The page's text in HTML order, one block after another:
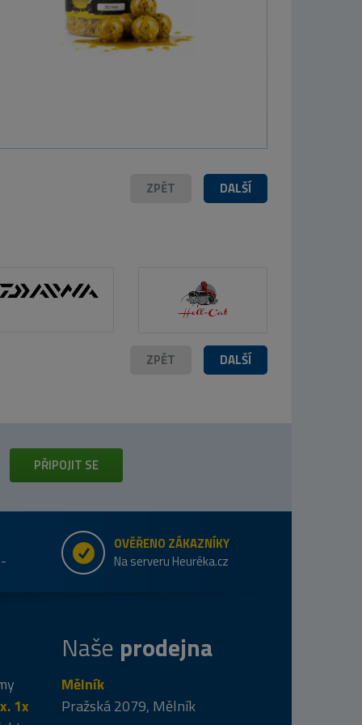
Westin DropBite
Spin Tail Jig
Chartreuse perch
DALŠÍ
ZPĚT
DALŠÍ
ZPĚT
PŘIPOJIT SE
OVĚŘENO ZÁKAZNÍKY
Na serveru Heuréka.cz
1x
Naše prodejna
Mělník
Pražská 2079, Mělník